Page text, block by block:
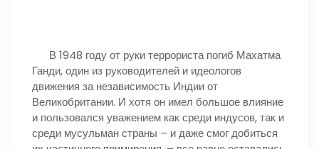
В 1948 году от руки террориста погиб Махатма
Ганди, один из руководителей и идеологов
движения за независимость Индии от
Великобритании. И хотя он имел большое влияние
и пользовался уважением как среди индусов, так и
среди мусульман страны – и даже смог добиться